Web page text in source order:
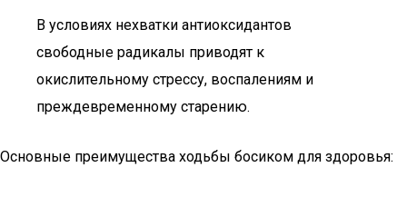
В условиях нехватки антиоксидантов
свободные радикалы приводят к
окислительному стрессу, воспалениям и
преждевременному старению.
Основные преимущества ходьбы босиком для здоровья: